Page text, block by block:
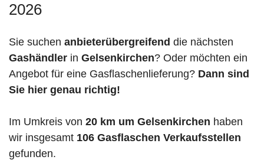
2026
Sie suchen anbieterübergreifend die nächsten
Gashändler in Gelsenkirchen? Oder möchten ein
Angebot für eine Gasflaschenlieferung? Dann sind
Sie hier genau richtig!
Im Umkreis von 20 km um Gelsenkirchen haben
wir insgesamt 106 Gasflaschen Verkaufsstellen
gefunden.